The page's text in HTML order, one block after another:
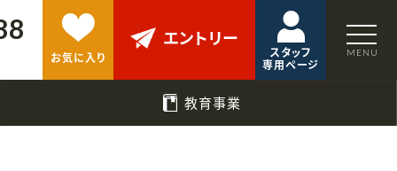
お気に入り
エントリー
スタッフ
専用ページ
教育事業